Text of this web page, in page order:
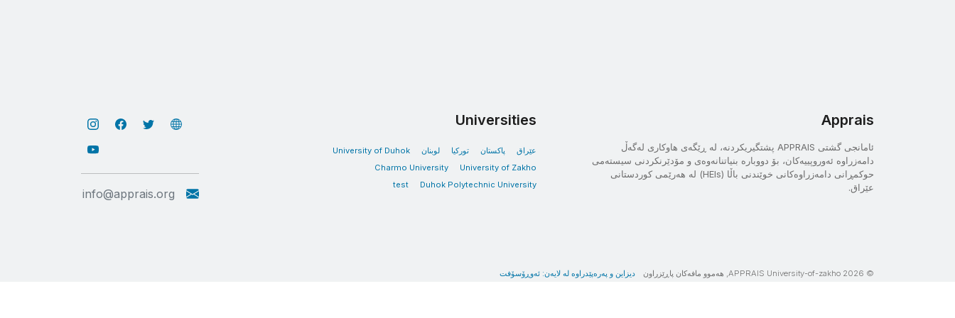
Apprais
ئامانجی گشتی APPRAIS پشتگیریکردنە، لە ڕێگەی هاوکاری لەگەڵ
دامەزراوە ئەوروپییەکان، بۆ دووبارە بنیاتنانەوەی و مۆدێرنکردنی سیستەمی
حوکمڕانی دامەزراوەکانی خوێندنی باڵا (HEIs) لە هەرێمی کوردستانی
عێراق.
Universities
عێراق پاکستان توركيا لوبنان
University of Duhok
University of Zakho
Charmo University
Duhok Polytechnic University
test
info@apprais.org
© APPRAIS University-of-zakho 2026, هەموو مافەکان پاڕێزراون دیزاین و پەرەپێدراوە لە لایەن: ئەوڕۆسۆفت